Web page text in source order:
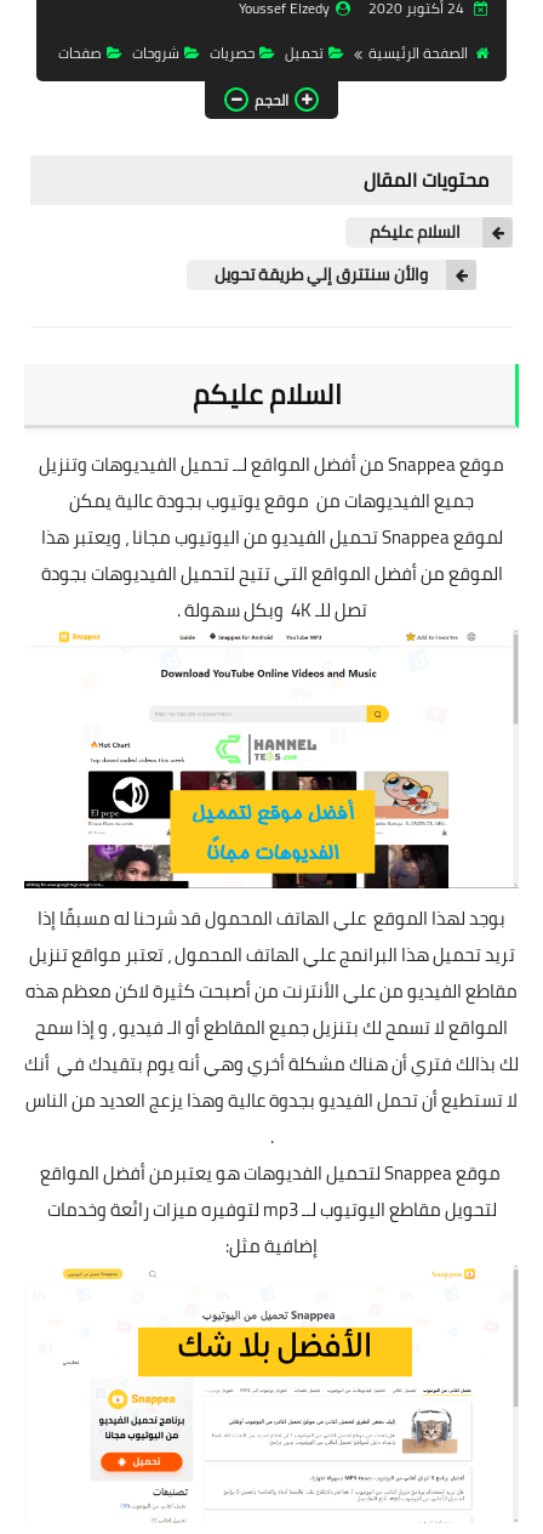
تحميل ألعاب
كورة | Time
أدوبي
فاشون
24 أكتوبر 2020
Youssef Elzedy
الصفحة الرئيسية
تحميل حصريات شروحات
صفحات
الحجم
محتويات المقال
السلام عليكم
والأن سنتترق إلي طريقة تحويل
السلام عليكم
موقعSnappeaمن أفضل المواقع لــ تحميل الفيديوهات وتنزيل
جميع الفيديوهات من موقع يوتيوب بجودة عالية يمكن
لموقع Snappea تحميل الفيديو من اليوتيوب مجانا ، ويعتبر هذا
الموقع من أفضل المواقع التي تتيح لتحميل الفيديوهات بجودة
تصل للـ 4K وبكل سهولة .
بوجد لهذا الموقع علي الهاتف المحمول قد شرحنا له مسبقًا إذا
تريد تحميل هذا البرانمج علي الهاتف المحمول ، تعتبر مواقع تنزيل
مقاطع الفيديو من علي الأنترنت من أصبحت كثيرة لاكن معظم هذه
المواقع لا تسمح لك بتنزيل جميع المقاطع أو الـ فيديو ، و إذا سمح
لك بذالك فتري أن هناك مشكلة أخري وهي أنه يوم بتقيدك في أنك
لا تستطيع أن تحمل الفيديو بجدوة عالية وهذا يزعج العديد من الناس
.
موقعSnappeaلتحميل الفديوهات هو يعتبرمن أفضل المواقع
لتحويل مقاطع اليوتيوب لــ mp3 لتوفيره ميزات رائعة وخدمات
إضافية مثل: